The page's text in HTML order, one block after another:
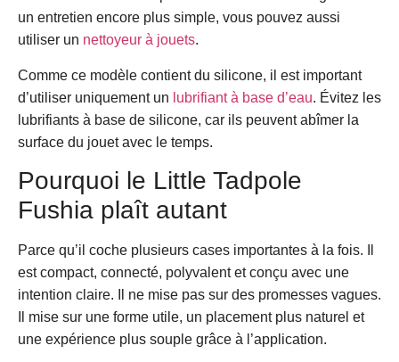
un entretien encore plus simple, vous pouvez aussi
utiliser un nettoyeur à jouets.
Comme ce modèle contient du silicone, il est important
d’utiliser uniquement un lubrifiant à base d’eau. Évitez les
lubrifiants à base de silicone, car ils peuvent abîmer la
surface du jouet avec le temps.
Pourquoi le Little Tadpole
Fushia plaît autant
Parce qu’il coche plusieurs cases importantes à la fois. Il
est compact, connecté, polyvalent et conçu avec une
intention claire. Il ne mise pas sur des promesses vagues.
Il mise sur une forme utile, un placement plus naturel et
une expérience plus souple grâce à l’application.